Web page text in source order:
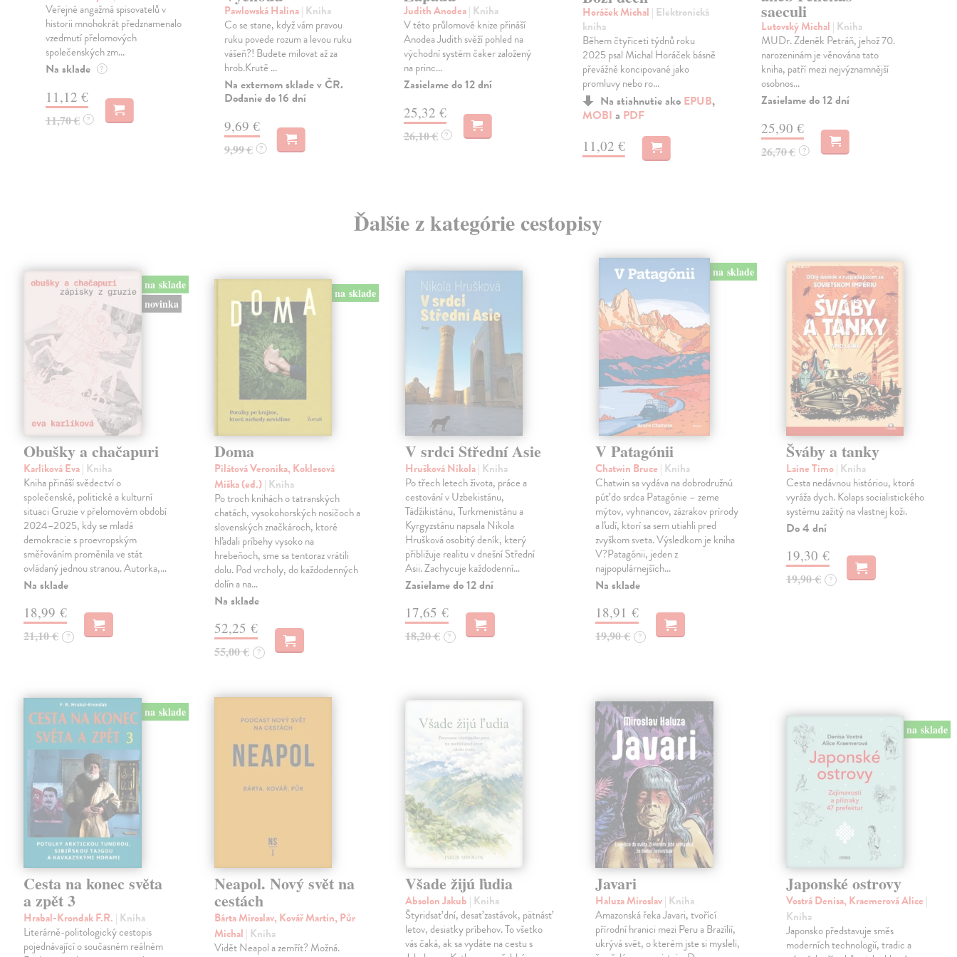
Veřejné angažmá spisovatelů v
historii mnohokrát předznamenalo
vzedmutí přelomových
společenských zm...
Na sklade ?
11,12 €
11,70 € ?
Pawlowská Halina| Kniha
Co se stane, když vám pravou
ruku povede rozum a levou ruku
vášeň?! Budete milovat až za
hrob.Krutě ...
Na externom sklade v ČR.
Dodanie do 16 dní
9,69 €
9,99 € ?
Judith Anodea| Kniha
V této průlomové knize přináší
Anodea Judith svěží pohled na
východní systém čaker založený
na princ...
Zasielame do 12 dní
25,32 €
26,10 € ?
Horáček Michal | Elektronická
kniha
Během čtyřiceti týdnů roku
2025 psal Michal Horáček básně
převážně koncipované jako
promluvy nebo ro...
Na stiahnutie ako EPUB,
MOBI a PDF
11,02 €
saeculi
Lutovský Michal | Kniha
MUDr. Zdeněk Petráň, jehož 70.
narozeninám je věnována tato
kniha, patří mezi nejvýznamnější
osobnos...
Zasielame do 12 dní
25,90 €
26,70 € ?
Ďalšie z kategórie cestopisy
na sklade
novinka
Obušky a chačapuri
Karlíková Eva| Kniha
Kniha přináší svědectví o
společenské, politické a kulturní
situaci Gruzie v přelomovém období
2024–2025, kdy se mladá
demokracie s proevropským
směřováním proměnila ve stát
ovládaný jednou stranou. Autorka,…
Na sklade
18,99 €
21,10 € ?
na sklade
Doma
Pilátová Veronika, Koklesová
Miška (ed.)| Kniha
Po troch knihách o tatranských
chatách, vysokohorských nosičoch a
slovenských značkároch, ktoré
hľadali príbehy vysoko na
hrebeňoch, sme sa tentoraz vrátili
dolu. Pod vrcholy, do každodenných
dolín a na…
Na sklade
52,25 €
55,00 € ?
V srdci Střední Asie
Hrušková Nikola| Kniha
Po třech letech života, práce a
cestování v Uzbekistánu,
Tádžikistánu, Turkmenistánu a
Kyrgyzstánu napsala Nikola
Hrušková osobitý deník, který
přibližuje realitu v dnešní Střední
Asii. Zachycuje každodenní…
Zasielame do 12 dní
17,65 €
18,20 € ?
na sklade
V Patagónii
Chatwin Bruce | Kniha
Chatwin sa vydáva na dobrodružnú
púť do srdca Patagónie – zeme
mýtov, vyhnancov, zázrakov prírody
a ľudí, ktorí sa sem utiahli pred
zvyškom sveta. Výsledkom je kniha
V?Patagónii, jeden z
najpopulárnejších…
Na sklade
18,91 €
19,90 € ?
Šváby a tanky
Laine Timo| Kniha
Cesta nedávnou históriou, ktorá
vyráža dych. Kolaps socialistického
systému zažitý na vlastnej koži.
Do 4 dní
19,30 €
19,90 € ?
na sklade
Cesta na konec světa
a zpět 3
Hrabal-Krondak F.R. | Kniha
Literárně-politologický cestopis
pojednávající o současném reálném
Neapol. Nový svět na
cestách
Bárta Miroslav, Kovář Martin, Půr
Michal | Kniha
Vidět Neapol a zemřít? Možná.
Všade žijú ľudia
Absolon Jakub | Kniha
Štyridsať dní, desať zastávok, pätnásť
letov, desiatky príbehov. To všetko
vás čaká, ak sa vydáte na cestu s
Javari
Haluza Miroslav| Kniha
Amazonská řeka Javari, tvořící
přírodní hranici mezi Peru a Brazílií,
ukrývá svět, o kterém jste si mysleli,
na sklade
Japonské ostrovy
Vostrá Denisa, Kraemerová Alice |
Kniha
Japonsko představuje směs
moderních technologií, tradic a